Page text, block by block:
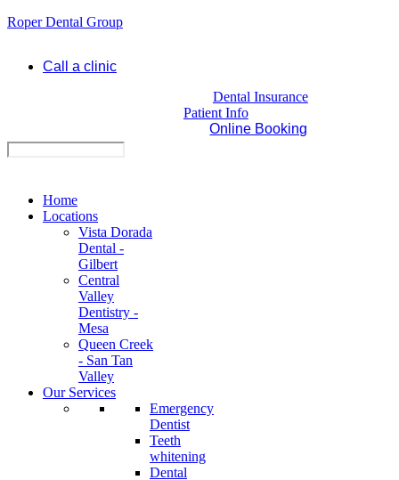
Roper Dental Group
Call a clinic
Dental Insurance
Patient Info
Online Booking
Home
Locations
Vista Dorada
Dental -
Gilbert
Central
Valley
Dentistry -
Mesa
Queen Creek
- San Tan
Valley
Our Services
Emergency
Dentist
Teeth
whitening
Dental